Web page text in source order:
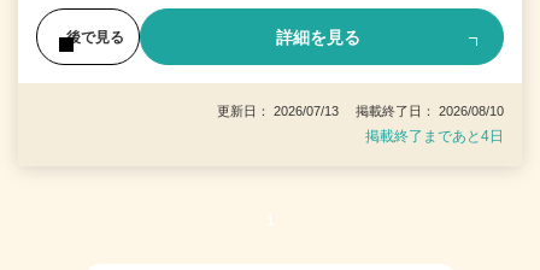
後で見る 詳細を見る
更新日： 2026/07/13 掲載終了日： 2026/08/10
掲載終了まであと4日
1